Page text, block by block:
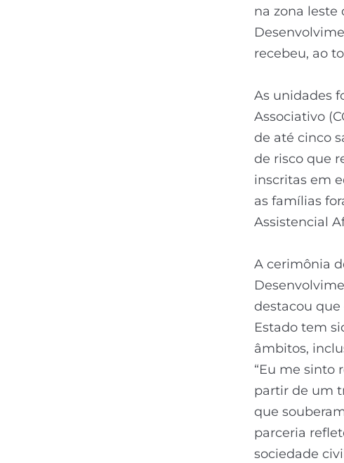
na zona leste
recebeu, ao
As unidades
Associativo
de até cinco
de risco que
inscritas em
as famílias
Assistencial
A cerimônia
destacou que
Estado tem
âmbitos,
“Eu me sinto
partir de um
que
parceria
sociedade